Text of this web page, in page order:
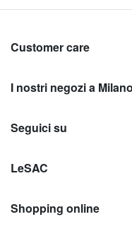
Customer care
I nostri negozi a Milano
Seguici su
LeSAC
Shopping online